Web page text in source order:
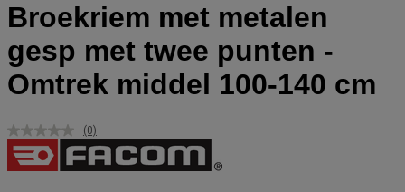
Broekriem met metalen
gesp met twee punten -
Omtrek middel 100-140 cm
Geen
scorewaarde.
Dezelfde
(0)